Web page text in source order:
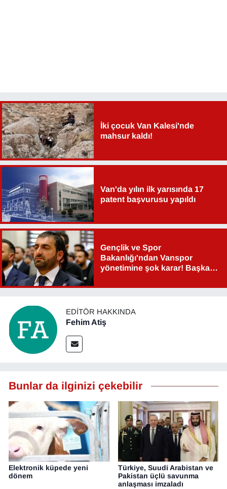
İki çocuk Van Kalesi'nde
mahsur kaldı!
Van'da yılın ilk yarısında 17
patent başvurusu yapıldı
Gençlik ve Spor
Bakanlığı'ndan Vanspor
yönetimine şok karar! Başkan
EDITÖR HAKKINDA
Fehim Atiş
Bunlar da ilginizi çekebilir
Elektronik küpede yeni
dönem
Türkiye, Suudi Arabistan ve
Pakistan üçlü savunma
anlaşması imzaladı